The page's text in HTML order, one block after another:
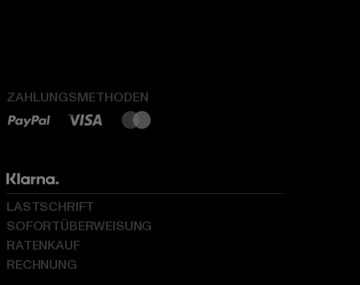
ZAHLUNGSMETHODEN
LASTSCHRIFT
SOFORTÜBERWEISUNG
RATENKAUF
RECHNUNG